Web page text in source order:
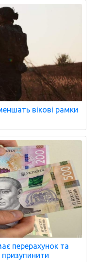
вікові рамки
перерахунок та